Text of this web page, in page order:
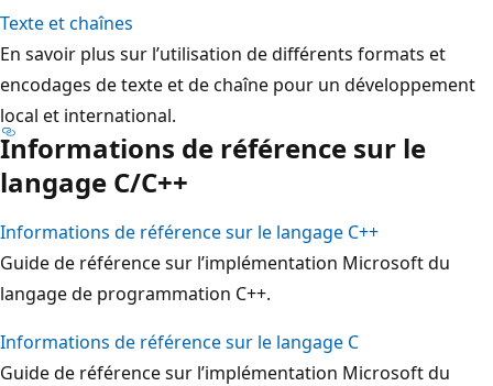
Texte et chaînes
En savoir plus sur l’utilisation de différents formats et
encodages de texte et de chaîne pour un développement
local et international.
Informations de référence sur le
langage C/C++
Informations de référence sur le langage C++
Guide de référence sur l’implémentation Microsoft du
langage de programmation C++.
Informations de référence sur le langage C
Guide de référence sur l’implémentation Microsoft du